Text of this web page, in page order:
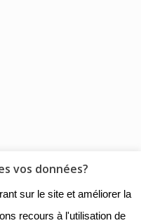
Henri de
légales|
vos données?
sur le site et améliorer la
recours à l'utilisation de